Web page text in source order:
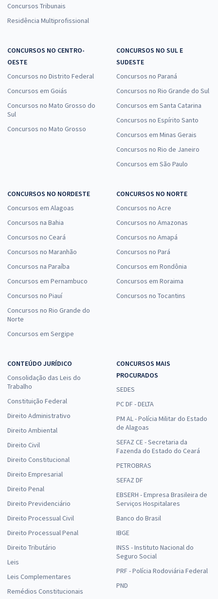
Concursos Tribunais
Residência Multiprofissional
CONCURSOS NO CENTRO-
OESTE
Concursos no Distrito Federal
Concursos em Goiás
Concursos no Mato Grosso do
Sul
Concursos no Mato Grosso
CONCURSOS NO SUL E
SUDESTE
Concursos no Paraná
Concursos no Rio Grande do Sul
Concursos em Santa Catarina
Concursos no Espírito Santo
Concursos em Minas Gerais
Concursos no Rio de Janeiro
Concursos em São Paulo
CONCURSOS NO NORDESTE
Concursos em Alagoas
Concursos na Bahia
Concursos no Ceará
Concursos no Maranhão
Concursos na Paraíba
Concursos em Pernambuco
Concursos no Piauí
Concursos no Rio Grande do
Norte
Concursos em Sergipe
CONCURSOS NO NORTE
Concursos no Acre
Concursos no Amazonas
Concursos no Amapá
Concursos no Pará
Concursos em Rondônia
Concursos em Roraima
Concursos no Tocantins
CONTEÚDO JURÍDICO
Consolidação das Leis do
Trabalho
Constituição Federal
Direito Administrativo
Direito Ambiental
Direito Civil
Direito Constitucional
Direito Empresarial
Direito Penal
Direito Previdenciário
Direito Processual Civil
Direito Processual Penal
Direito Tributário
Leis
Leis Complementares
Remédios Constitucionais
CONCURSOS MAIS
PROCURADOS
SEDES
PC DF - DELTA
PM AL - Polícia Militar do Estado
de Alagoas
SEFAZ CE - Secretaria da
Fazenda do Estado do Ceará
PETROBRAS
SEFAZ DF
EBSERH - Empresa Brasileira de
Serviços Hospitalares
Banco do Brasil
IBGE
INSS - Instituto Nacional do
Seguro Social
PRF - Polícia Rodoviária Federal
PND